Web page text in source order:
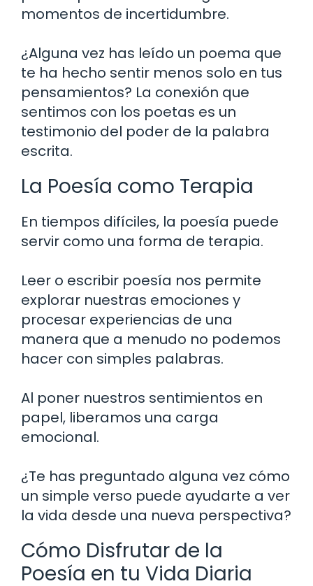
momentos de incertidumbre.
¿Alguna vez has leído un poema que
te ha hecho sentir menos solo en tus
pensamientos? La conexión que
sentimos con los poetas es un
testimonio del poder de la palabra
escrita.
La Poesía como Terapia
En tiempos difíciles, la poesía puede
servir como una forma de terapia.
Leer o escribir poesía nos permite
explorar nuestras emociones y
procesar experiencias de una
manera que a menudo no podemos
hacer con simples palabras.
Al poner nuestros sentimientos en
papel, liberamos una carga
emocional.
¿Te has preguntado alguna vez cómo
un simple verso puede ayudarte a ver
la vida desde una nueva perspectiva?
Cómo Disfrutar de la
Poesía en tu Vida Diaria